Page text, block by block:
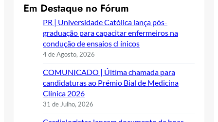
Em Destaque no Fórum
PR | Universidade Católica lança pós-
graduação para capacitar enfermeiros na
condução de ensaios cl ínicos
4 de Agosto, 2026
COMUNICADO | Última chamada para
candidaturas ao Prémio Bial de Medicina
Clínica 2026
31 de Julho, 2026